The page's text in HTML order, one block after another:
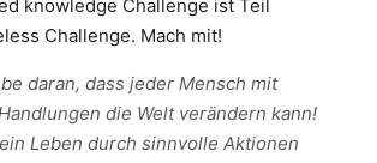
knowledge Challenge ist Teil
Challenge. Mach mit!
daran, dass jeder Mensch mit
die Welt verändern kann!
Leben durch sinnvolle Aktionen